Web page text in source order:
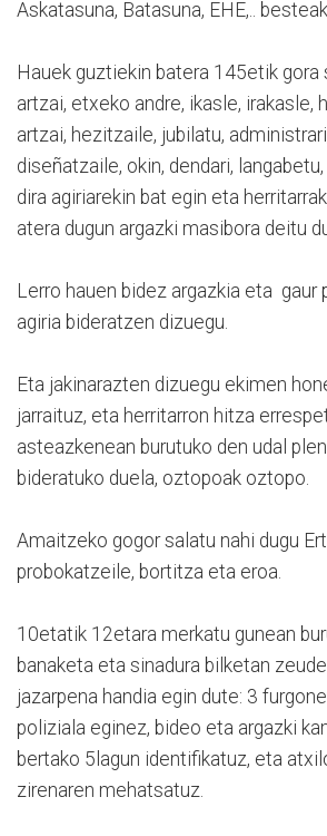
Askatasuna, Batasuna, EHE,..
Hauek guztiekin batera 145etik gora
artzai, etxeko andre, ikasle, irakasle,
artzai, hezitzaile, jubilatu,
diseñatzaile, okin, dendari,
dira agiriarekin bat egin eta
atera dugun argazki masibora deitu
Lerro hauen bidez argazkia eta gaur
agiria bideratzen dizuegu.
Eta jakinarazten dizuegu ekimen
jarraituz, eta herritarron hitza
asteazkenean burutuko den udal
bideratuko duela, oztopoak oztopo.
Amaitzeko gogor salatu nahi dugu
probokatzeile, bortitza eta eroa.
10etatik 12etara merkatu gunean
banaketa eta sinadura bilketan
jazarpena handia egin dute: 3
poliziala eginez, bideo eta argazki
bertako 5lagun identifikatuz, eta
zirenaren mehatsatuz.